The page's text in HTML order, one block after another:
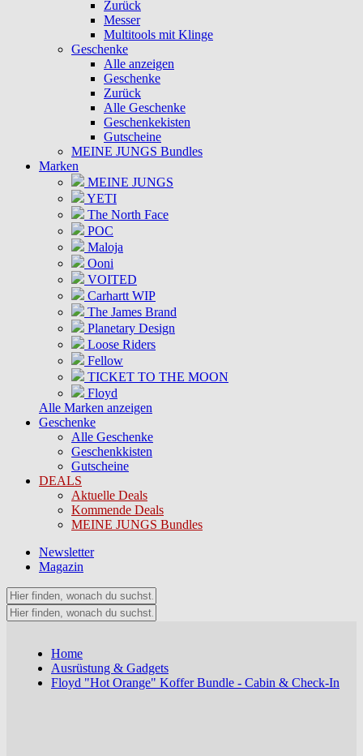
Zurück
Messer
Multitools mit Klinge
Geschenke
Alle anzeigen
Geschenke
Zurück
Alle Geschenke
Geschenkekisten
Gutscheine
MEINE JUNGS Bundles
Marken
MEINE JUNGS
YETI
The North Face
POC
Maloja
Ooni
VOITED
Carhartt WIP
The James Brand
Planetary Design
Loose Riders
Fellow
TICKET TO THE MOON
Floyd
Alle Marken anzeigen
Geschenke
Alle Geschenke
Geschenkkisten
Gutscheine
DEALS
Aktuelle Deals
Kommende Deals
MEINE JUNGS Bundles
Newsletter
Magazin
Home
Ausrüstung & Gadgets
Floyd "Hot Orange" Koffer Bundle - Cabin & Check-In